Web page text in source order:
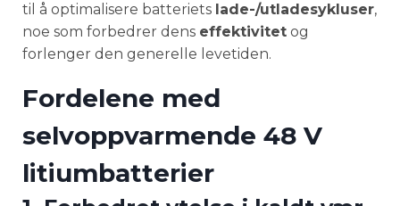
til å optimalisere batteriets lade-/utladesykluser,
noe som forbedrer dens effektivitet og
forlenger den generelle levetiden.
Fordelene med
selvoppvarmende 48 V
litiumbatterier